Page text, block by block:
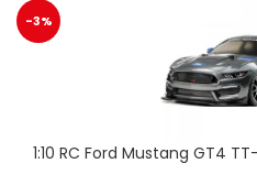
-3%
1:10 RC Ford Mustang GT4